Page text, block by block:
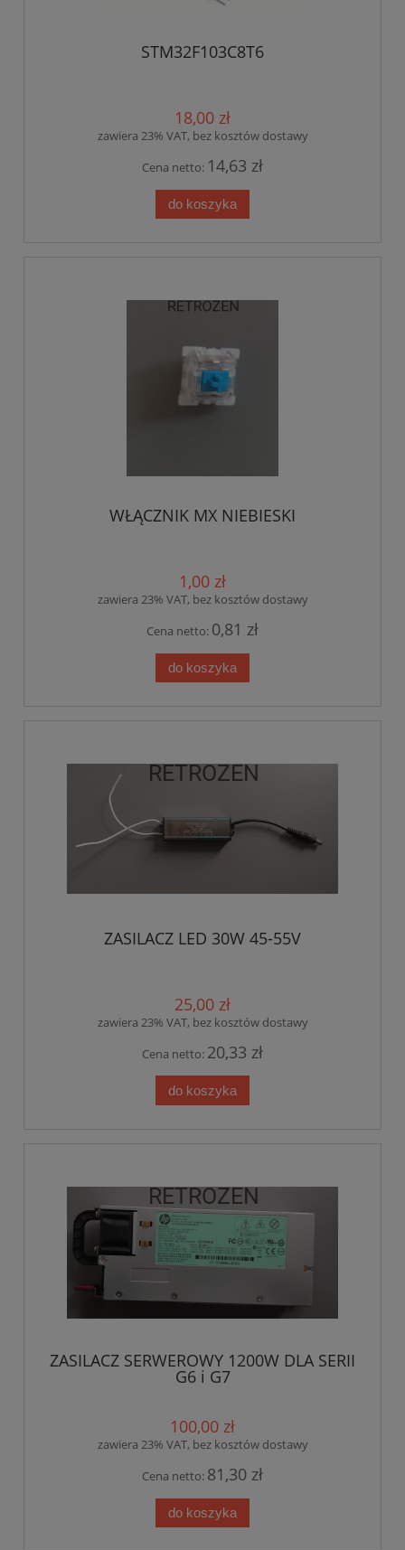
STM32F103C8T6
18,00 zł
zawiera 23% VAT, bez kosztów dostawy
Cena netto: 14,63 zł
do koszyka
WŁĄCZNIK MX NIEBIESKI
1,00 zł
zawiera 23% VAT, bez kosztów dostawy
Cena netto: 0,81 zł
do koszyka
ZASILACZ LED 30W 45-55V
25,00 zł
zawiera 23% VAT, bez kosztów dostawy
Cena netto: 20,33 zł
do koszyka
ZASILACZ SERWEROWY 1200W DLA SERII
G6 i G7
100,00 zł
zawiera 23% VAT, bez kosztów dostawy
Cena netto: 81,30 zł
do koszyka